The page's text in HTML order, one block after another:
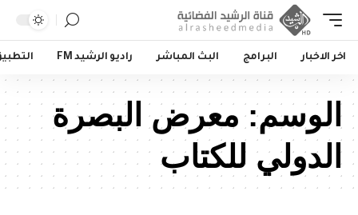
اخر الاخبار البرامج البث المباشر راديو الرشيد FM
الوسم:معرض البصرة
الدولي للكتاب